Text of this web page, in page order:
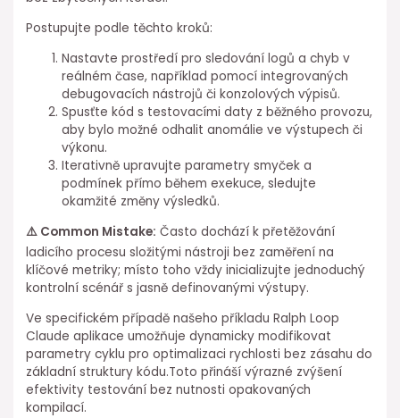
Postupujte podle těchto kroků: ⁣
Nastavte prostředí pro sledování logů a chyb v
reálném čase, například pomocí integrovaných
debugovacích nástrojů či konzolových výpisů.
Spusťte kód s testovacími daty z běžného provozu,
aby bylo možné odhalit anomálie ve výstupech či
výkonu.
Iterativně upravujte parametry smyček a
podmínek přímo během exekuce, sledujte
okamžité změny výsledků.
⚠️ Common Mistake: Často dochází k přetěžování
ladicího procesu složitými nástroji bez zaměření na
klíčové metriky; místo ⁣toho vždy inicializujte jednoduchý
kontrolní scénář s jasně definovanými výstupy.
Ve specifickém případě našeho příkladu Ralph Loop
Claude aplikace umožňuje dynamicky modifikovat
parametry cyklu ⁢pro optimalizaci rychlosti bez zásahu do
základní⁢ struktury kódu.Toto přináší výrazné zvýšení
efektivity testování bez nutnosti opakovaných
⁤kompilací.